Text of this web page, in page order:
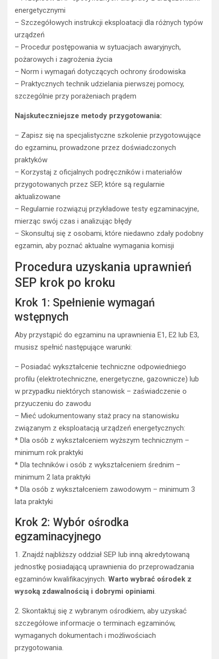
energetycznymi
– Szczegółowych instrukcji eksploatacji dla różnych typów
urządzeń
– Procedur postępowania w sytuacjach awaryjnych,
pożarowych i zagrożenia życia
– Norm i wymagań dotyczących ochrony środowiska
– Praktycznych technik udzielania pierwszej pomocy,
szczególnie przy porażeniach prądem
Najskuteczniejsze metody przygotowania:
– Zapisz się na specjalistyczne szkolenie przygotowujące
do egzaminu, prowadzone przez doświadczonych
praktyków
– Korzystaj z oficjalnych podręczników i materiałów
przygotowanych przez SEP, które są regularnie
aktualizowane
– Regularnie rozwiązuj przykładowe testy egzaminacyjne,
mierząc swój czas i analizując błędy
– Skonsultuj się z osobami, które niedawno zdały podobny
egzamin, aby poznać aktualne wymagania komisji
Procedura uzyskania uprawnień
SEP krok po kroku
Krok 1: Spełnienie wymagań
wstępnych
Aby przystąpić do egzaminu na uprawnienia E1, E2 lub E3,
musisz spełnić następujące warunki:
– Posiadać wykształcenie techniczne odpowiedniego
profilu (elektrotechniczne, energetyczne, gazownicze) lub
w przypadku niektórych stanowisk – zaświadczenie o
przyuczeniu do zawodu
– Mieć udokumentowany staż pracy na stanowisku
związanym z eksploatacją urządzeń energetycznych:
* Dla osób z wykształceniem wyższym technicznym –
minimum rok praktyki
* Dla techników i osób z wykształceniem średnim –
minimum 2 lata praktyki
* Dla osób z wykształceniem zawodowym – minimum 3
lata praktyki
Krok 2: Wybór ośrodka
egzaminacyjnego
1. Znajdź najbliższy oddział SEP lub inną akredytowaną
jednostkę posiadającą uprawnienia do przeprowadzania
egzaminów kwalifikacyjnych. Warto wybrać ośrodek z
wysoką zdawalnością i dobrymi opiniami.
2. Skontaktuj się z wybranym ośrodkiem, aby uzyskać
szczegółowe informacje o terminach egzaminów,
wymaganych dokumentach i możliwościach
przygotowania.